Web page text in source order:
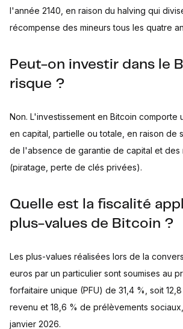
l'année 2140, en raison du halving qui
récompense des mineurs tous les quatre
Peut-on investir dans le
risque ?
Non. L'investissement en Bitcoin comporte
en capital, partielle ou totale, en raison de
de l'absence de garantie de capital et des
(piratage, perte de clés privées).
Quelle est la fiscalité
plus-values de Bitcoin ?
Les plus-values réalisées lors de la
euros par un particulier sont soumises au
forfaitaire unique (PFU) de 31,4 %, soit
revenu et 18,6 % de prélèvements
janvier 2026.